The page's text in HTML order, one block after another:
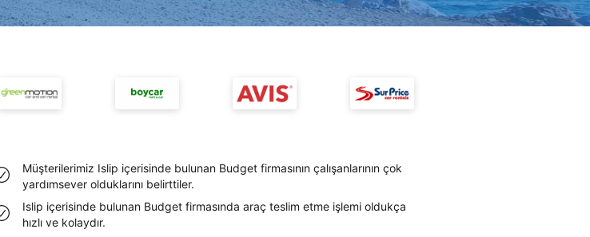
Müşterilerimiz Islip içerisinde bulunan Budget firmasının çalışanlarının çok
yardımsever olduklarını belirttiler.
Islip içerisinde bulunan Budget firmasında araç teslim etme işlemi oldukça
hızlı ve kolaydır.